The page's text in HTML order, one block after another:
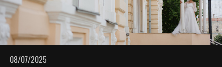
08/07/2025